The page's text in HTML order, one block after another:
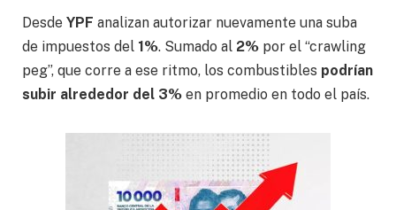
Desde YPF analizan autorizar nuevamente una suba
de impuestos del 1%. Sumado al 2% por el “crawling
peg”, que corre a ese ritmo, los combustibles podrían
subir alrededor del 3% en promedio en todo el país.